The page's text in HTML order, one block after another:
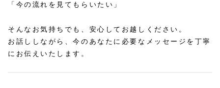
「今の流れを見てもらいたい」
そんなお気持ちでも、安心してお越しください。
お話ししながら、今のあなたに必要なメッセージを丁寧
にお伝えいたします。